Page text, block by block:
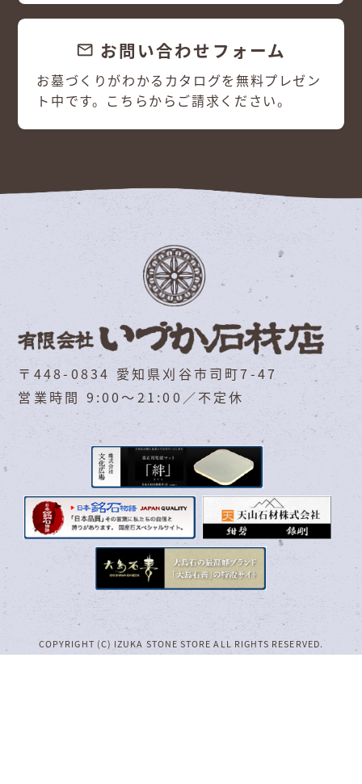
email お問い合わせフォーム
お墓づくりがわかるカタログを無料プレゼン
ト中です。こちらからご請求ください。
〒448-0834 愛知県刈谷市司町7-47
営業時間 9:00～21:00／不定休
COPYRIGHT (C) IZUKA STONE STORE ALL RIGHTS RESERVED.